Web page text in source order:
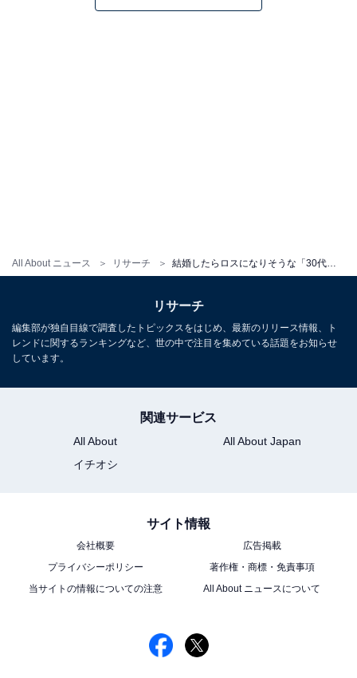
All About ニュース リサーチ
※売上の一部がオールアバウトに還元されることがあり
ます
この記事の執筆者： ゆるま 小林
元テレビ局スタッフ
長年に渡ってテレビ局でバラエティー番組、情報番組などを制作。
を執筆。編集プロダクション「ゆるま」を立ち上げる。
8位までの全ランキング結果を見
る
リサーチ
編集部が独自目線で調査したトピックスをはじめ、最新のリリース情報、ト
レンドに関するランキングなど、世の中で注目を集めている話題をお知らせ
しています。
関連サービス
All About
All About Japan
イチオシ
サイト情報
会社概要
広告掲載
プライバシーポリシー
著作権・商標・免責事項
当サイトの情報についての注意
All About ニュースについて